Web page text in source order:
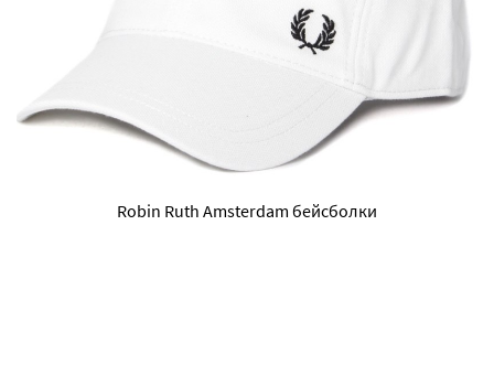
Robin Ruth Amsterdam бейсболки